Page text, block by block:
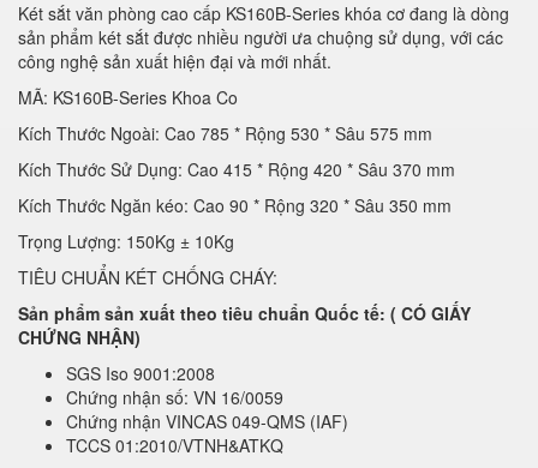
Két sắt văn phòng cao cấp KS160B-Series khóa cơ đang là dòng
sản phẩm két sắt được nhiều người ưa chuộng sử dụng, với các
công nghệ sản xuất hiện đại và mới nhất.
MÃ: KS160B-Series Khoa Co
Kích Thước Ngoài: Cao 785 * Rộng 530 * Sâu 575 mm
Kích Thước Sử Dụng: Cao 415 * Rộng 420 * Sâu 370 mm
Kích Thước Ngăn kéo: Cao 90 * Rộng 320 * Sâu 350 mm
Trọng Lượng: 150Kg ± 10Kg
TIÊU CHUẨN KÉT CHỐNG CHÁY:
Sản phẩm sản xuất theo tiêu chuẩn Quốc tế: ( CÓ GIẤY
CHỨNG NHẬN)
SGS Iso 9001:2008
Chứng nhận số: VN 16/0059
Chứng nhận VINCAS 049-QMS (IAF)
TCCS 01:2010/VTNH&ATKQ